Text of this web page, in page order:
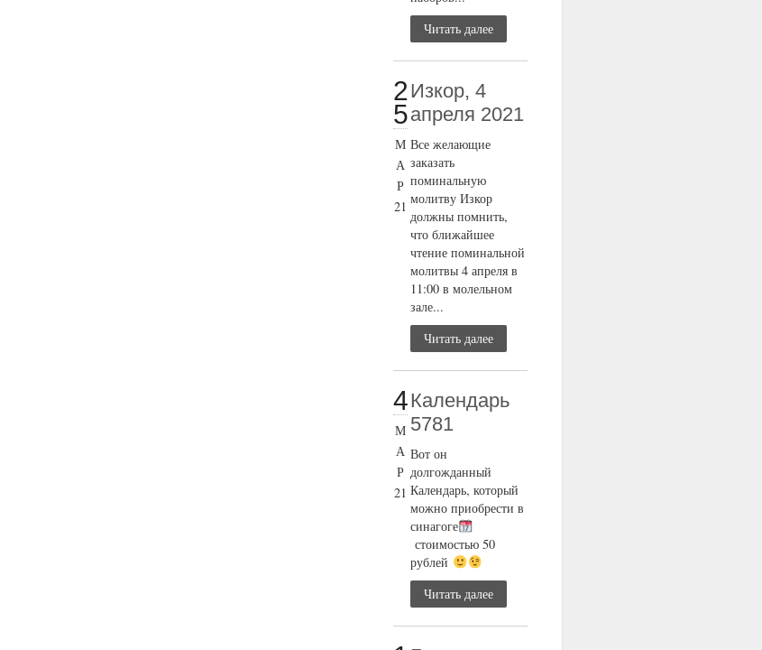
Читать далее
2
5
М
А
Р
21
Изкор, 4
апреля 2021
Все желающие
заказать
поминальную
молитву Изкор
должны помнить,
что ближайшее
чтение поминальной
молитвы 4 апреля в
11:00 в молельном
зале...
Читать далее
4
М
А
Р
21
Календарь
5781
Вот он
долгожданный
Календарь, который
можно приобрести в
синагоге
стоимостью 50
рублей
Читать далее